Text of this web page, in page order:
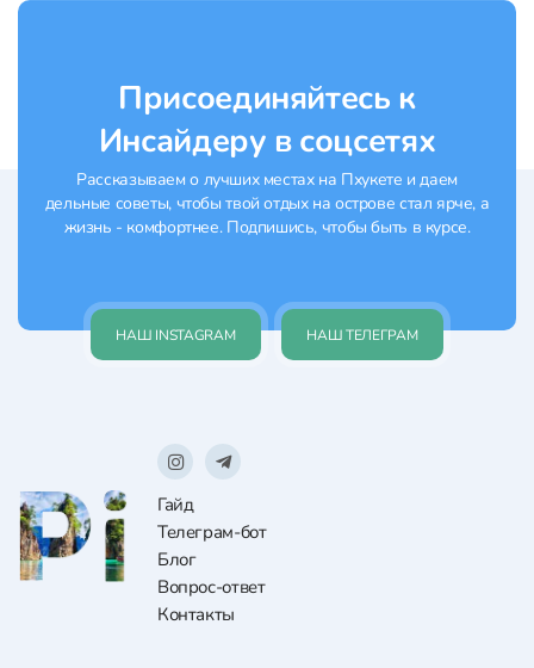
Присоединяйтесь к
Инсайдеру в соцсетях
Рассказываем о лучших местах на Пхукете и даем
дельные советы, чтобы твой отдых на острове стал ярче, а
жизнь - комфортнее. Подпишись, чтобы быть в курсе.
НАШ INSTAGRAM НАШ ТЕЛЕГРАМ
Гайд
Телеграм-бот
Блог
Вопрос-ответ
Контакты